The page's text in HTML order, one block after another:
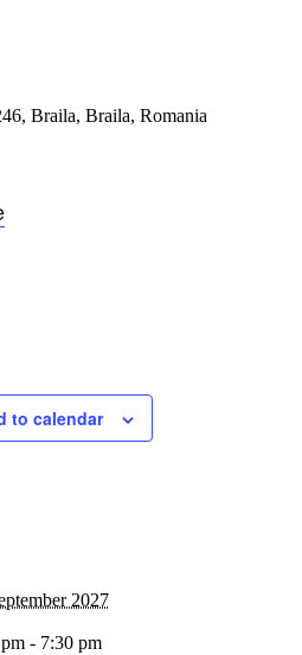
Braila, Braila, Romania
to calendar
2027
- 7:30 pm